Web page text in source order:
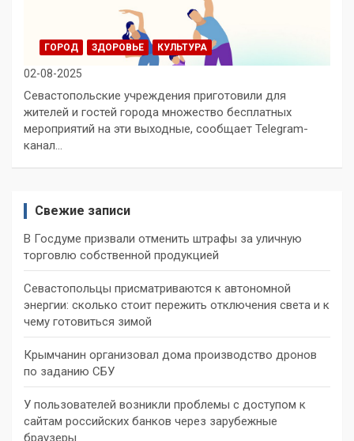
ГОРОД ЗДОРОВЬЕ КУЛЬТУРА
02-08-2025
Севастопольские учреждения приготовили для
жителей и гостей города множество бесплатных
мероприятий на эти выходные, сообщает Telegram-
канал…
Свежие записи
В Госдуме призвали отменить штрафы за уличную
торговлю собственной продукцией
Севастопольцы присматриваются к автономной
энергии: сколько стоит пережить отключения света и к
чему готовиться зимой
Крымчанин организовал дома производство дронов
по заданию СБУ
У пользователей возникли проблемы с доступом к
сайтам российских банков через зарубежные
браузеры